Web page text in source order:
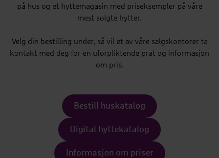
på hus og et hyttemagasin med priseksempler på våre
mest solgte hytter.
Velg din bestilling under, så vil et av våre salgskontorer ta
kontakt med deg for en uforpliktende prat og informasjon
om pris.
Bestill huskatalog
Digital hyttekatalog
Informasjon om priser